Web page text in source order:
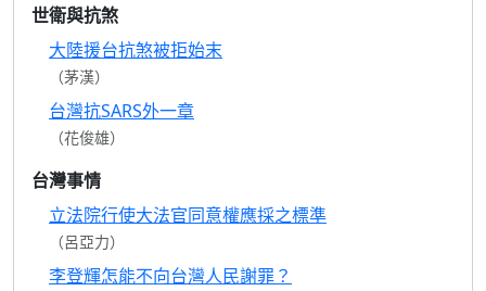
世衛與抗煞
大陸援台抗煞被拒始末
（茅漢）
台灣抗SARS外一章
（花俊雄）
台灣事情
立法院行使大法官同意權應採之標準
（呂亞力）
李登輝怎能不向台灣人民謝罪？